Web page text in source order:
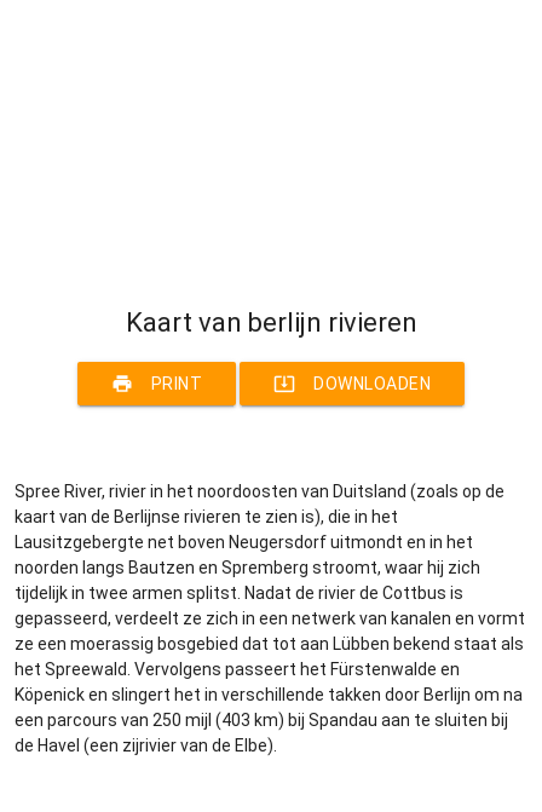
Kaart van berlijn rivieren
print PRINT system_update_alt DOWNLOADEN
Spree River, rivier in het noordoosten van Duitsland (zoals op de
kaart van de Berlijnse rivieren te zien is), die in het
Lausitzgebergte net boven Neugersdorf uitmondt en in het
noorden langs Bautzen en Spremberg stroomt, waar hij zich
tijdelijk in twee armen splitst. Nadat de rivier de Cottbus is
gepasseerd, verdeelt ze zich in een netwerk van kanalen en vormt
ze een moerassig bosgebied dat tot aan Lübben bekend staat als
het Spreewald. Vervolgens passeert het Fürstenwalde en
Köpenick en slingert het in verschillende takken door Berlijn om na
een parcours van 250 mijl (403 km) bij Spandau aan te sluiten bij
de Havel (een zijrivier van de Elbe).